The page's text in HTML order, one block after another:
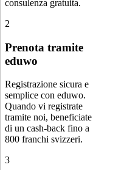
consulenza gratuita.
2
Prenota tramite
eduwo
Registrazione sicura e
semplice con eduwo.
Quando vi registrate
tramite noi, beneficiate
di un cash-back fino a
800 franchi svizzeri.
3